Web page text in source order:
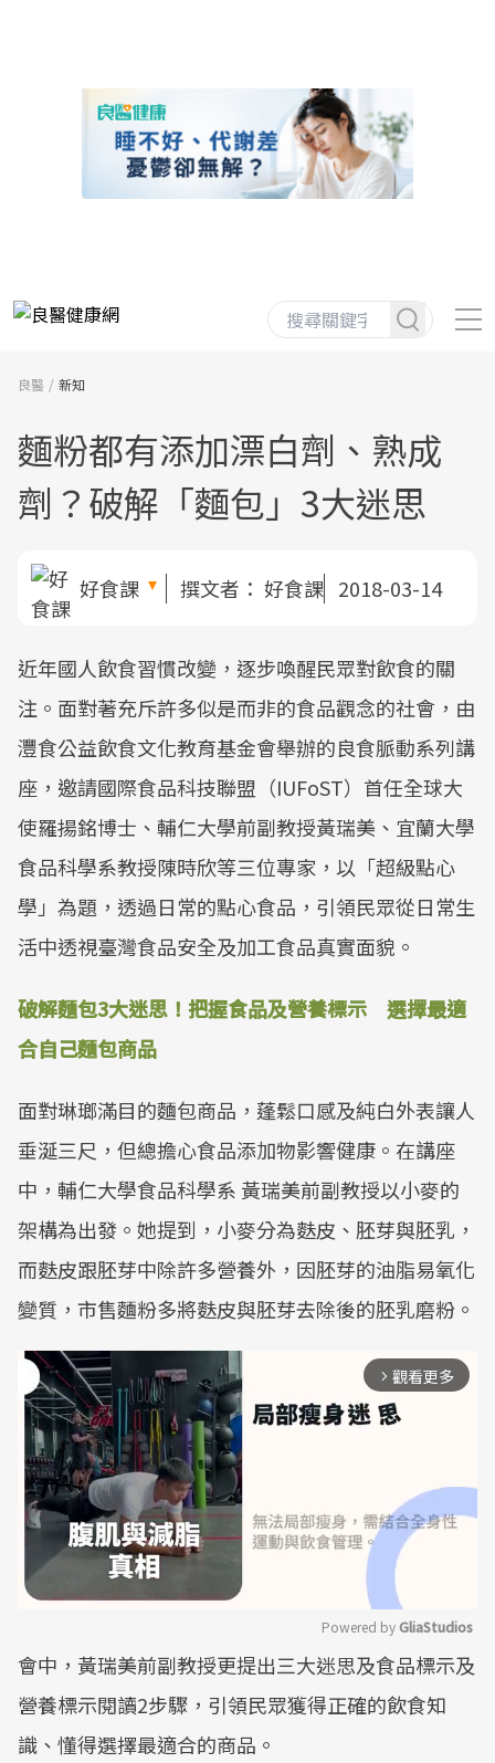
良醫 新知
麵粉都有添加漂白劑、熟成
劑？破解「麵包」3大迷思
好食課 撰文者： 好食課 2018-03-14
近年國人飲食習慣改變，逐步喚醒民眾對飲食的關
注。面對著充斥許多似是而非的食品觀念的社會，由
灃食公益飲食文化教育基金會舉辦的良食脈動系列講
座，邀請國際食品科技聯盟（IUFoST）首任全球大
使羅揚銘博士、輔仁大學前副教授黃瑞美、宜蘭大學
食品科學系教授陳時欣等三位專家，以「超級點心
學」為題，透過日常的點心食品，引領民眾從日常生
活中透視臺灣食品安全及加工食品真實面貌。
破解麵包3大迷思！把握食品及營養標示 選擇最適
合自己麵包商品
面對琳瑯滿目的麵包商品，蓬鬆口感及純白外表讓人
垂涎三尺，但總擔心食品添加物影響健康。在講座
中，輔仁大學食品科學系 黃瑞美前副教授以小麥的
架構為出發。她提到，小麥分為麩皮、胚芽與胚乳，
而麩皮跟胚芽中除許多營養外，因胚芽的油脂易氧化
變質，市售麵粉多將麩皮與胚芽去除後的胚乳磨粉。
arrow_forward_ios 觀看更多
Mute
Powered by GliaStudios
會中，黃瑞美前副教授更提出三大迷思及食品標示及
營養標示閱讀2步驟，引領民眾獲得正確的飲食知
識、懂得選擇最適合的商品。